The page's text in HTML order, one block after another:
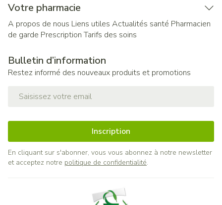
Votre pharmacie
A propos de nous Liens utiles Actualités santé Pharmacien
de garde Prescription Tarifs des soins
Bulletin d’information
Restez informé des nouveaux produits et promotions
Inscription
En cliquant sur s'abonner, vous vous abonnez à notre newsletter
et acceptez notre politique de confidentialité.